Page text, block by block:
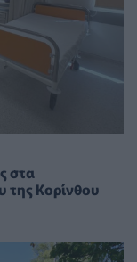
στα
της Κορίνθου